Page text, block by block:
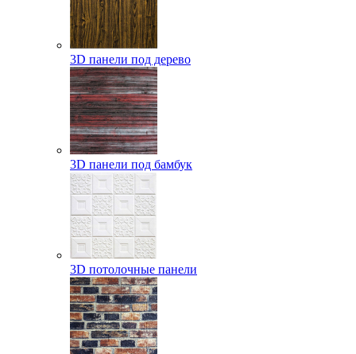
3D панели под дерево
3D панели под бамбук
3D потолочные панели